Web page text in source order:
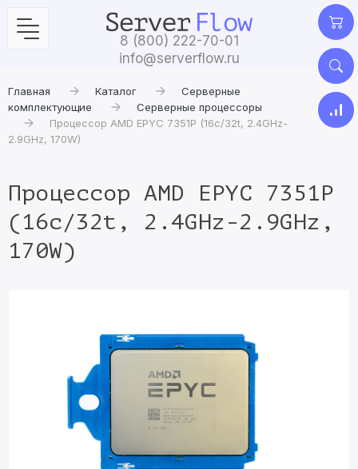
8 (800) 222-70-01
info@serverflow.ru
Главная Каталог
Серверные
комплектующие
Серверные процессоры
Процессор AMD EPYC 7351P (16c/32t, 2.4GHz-
2.9GHz, 170W)
Процессор AMD EPYC 7351P
(16c/32t, 2.4GHz-2.9GHz,
170W)